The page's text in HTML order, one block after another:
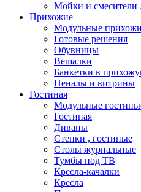
Мойки и смесители
Прихожие
Модульные
Готовые решения
Обувницы
Вешалки
Банкетки в
Пеналы и витрины
Гостиная
Модульные
Гостиная
Диваны
Стенки , гостиные
Столы журнальные
Тумбы под ТВ
Кресла-качалки
Кресла